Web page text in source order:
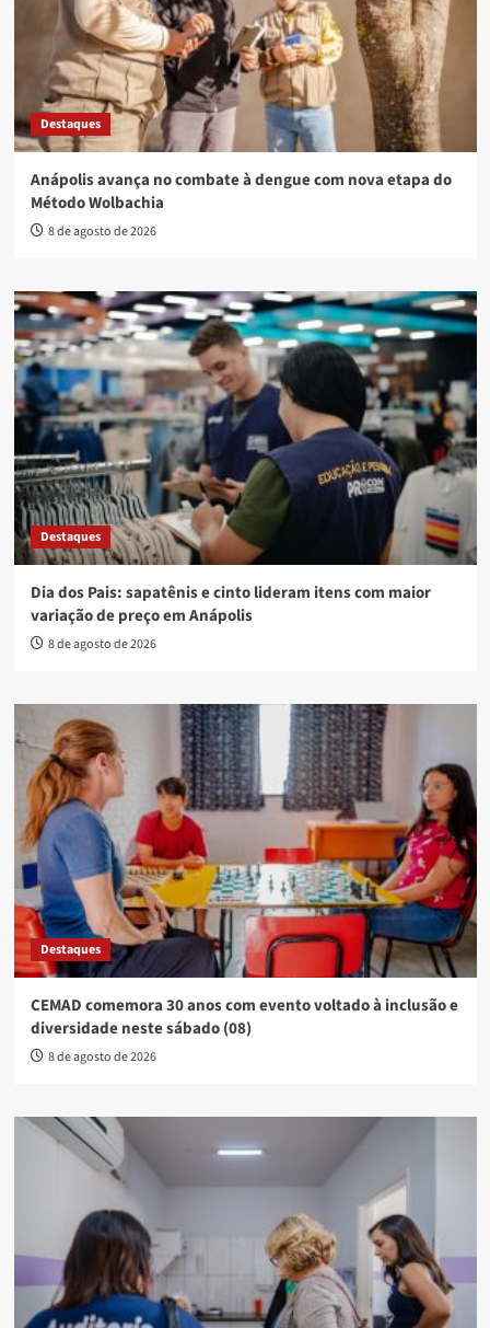
Destaques
Anápolis avança no combate à dengue com nova etapa do
Método Wolbachia
8 de agosto de 2026
Destaques
Dia dos Pais: sapatênis e cinto lideram itens com maior
variação de preço em Anápolis
8 de agosto de 2026
Destaques
CEMAD comemora 30 anos com evento voltado à inclusão e
diversidade neste sábado (08)
8 de agosto de 2026